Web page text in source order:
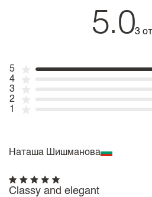
5.03
5
4
3
2
1
Наташа Шишманова
Classy and elegant